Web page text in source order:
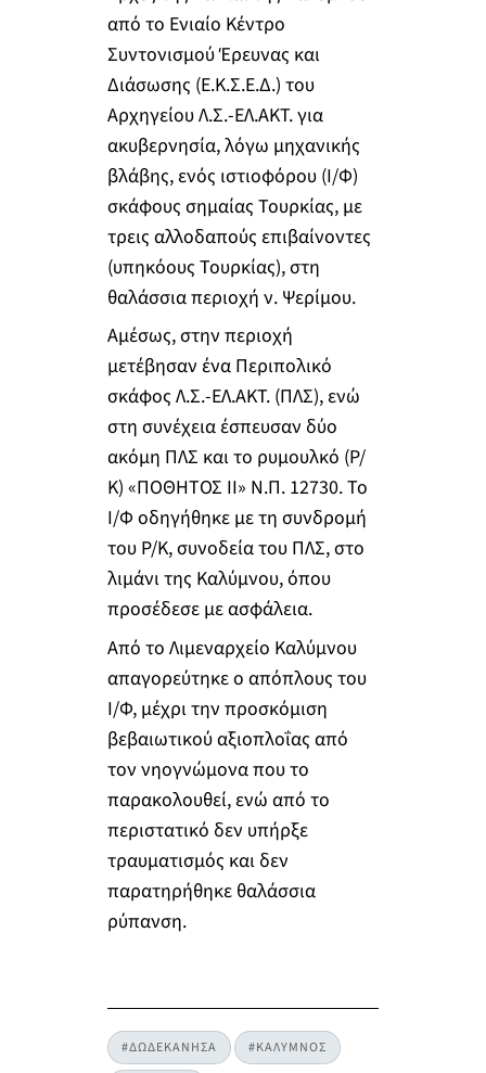
από το Ενιαίο Κέντρο
Συντονισμού Έρευνας και
Διάσωσης (Ε.Κ.Σ.Ε.Δ.) του
Αρχηγείου Λ.Σ.-ΕΛ.ΑΚΤ. για
ακυβερνησία, λόγω μηχανικής
βλάβης, ενός ιστιοφόρου (Ι/Φ)
σκάφους σημαίας Τουρκίας, με
τρεις αλλοδαπούς επιβαίνοντες
(υπηκόους Τουρκίας), στη
θαλάσσια περιοχή ν. Ψερίμου.
Αμέσως, στην περιοχή
μετέβησαν ένα Περιπολικό
σκάφος Λ.Σ.-ΕΛ.ΑΚΤ. (ΠΛΣ), ενώ
στη συνέχεια έσπευσαν δύο
ακόμη ΠΛΣ και το ρυμουλκό (Ρ/
Κ) «ΠΟΘΗΤΟΣ ΙΙ» Ν.Π. 12730. Το
Ι/Φ οδηγήθηκε με τη συνδρομή
του Ρ/Κ, συνοδεία του ΠΛΣ, στο
λιμάνι της Καλύμνου, όπου
προσέδεσε με ασφάλεια.
Από το Λιμεναρχείο Καλύμνου
απαγορεύτηκε ο απόπλους του
Ι/Φ, μέχρι την προσκόμιση
βεβαιωτικού αξιοπλοΐας από
τον νηογνώμονα που το
παρακολουθεί, ενώ από το
περιστατικό δεν υπήρξε
τραυματισμός και δεν
παρατηρήθηκε θαλάσσια
ρύπανση.
#ΔΩΔΕΚΑΝΗΣΑ #ΚΑΛΥΜΝΟΣ